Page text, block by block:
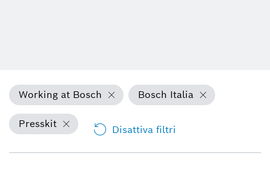
Working at Bosch Bosch Italia
Presskit Disattiva filtri